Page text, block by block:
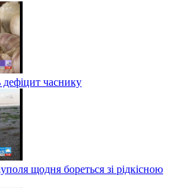
часнику
щодня бореться зі рідкісною